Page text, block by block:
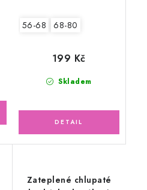
56-68 68-80
Skladem
199 Kč
Zateplené chlupaté